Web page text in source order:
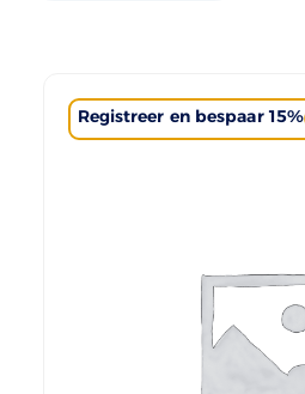
Registreer en bespaar 15%